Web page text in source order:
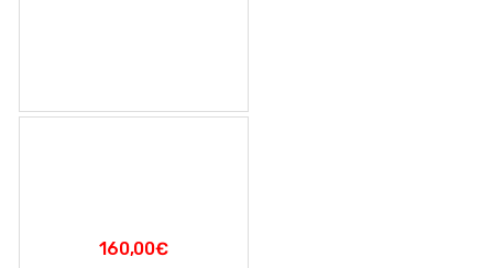
160,00€